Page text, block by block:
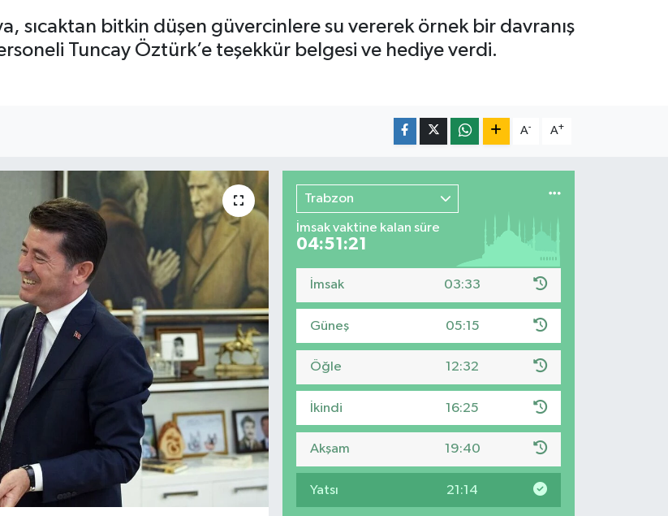
sıcaktan bitkin düşen güvercinlere su vererek örnek bir davranış
Tuncay Öztürk’e teşekkür belgesi ve hediye verdi.
A- A+
Trabzon
İmsak vaktine kalan süre
04:51:19
İmsak 03:33
Güneş 05:15
Öğle 12:32
İkindi 16:25
Akşam 19:40
Yatsı 21:14